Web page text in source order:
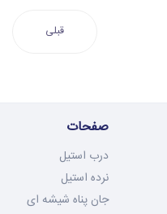
قبلی
صفحات
درب استیل
نرده استیل
جان پناه شیشه ای